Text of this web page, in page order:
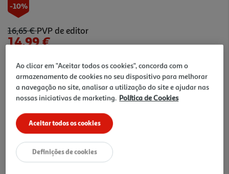
-10%
16,65 €PVP de editor
14,99 €
Notas de preparação
Ao clicar em "Aceitar todos os cookies", concorda com o
armazenamento de cookies no seu dispositivo para melhorar
a navegação no site, analisar a utilização do site e ajudar nas
nossas iniciativas de marketing. Política de Cookies
Aceitar todos os cookies
Definições de cookies